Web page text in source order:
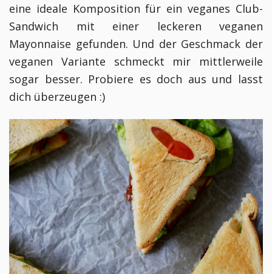
eine ideale Komposition für ein veganes Club-
Sandwich mit einer leckeren veganen
Mayonnaise gefunden. Und der Geschmack der
veganen Variante schmeckt mir mittlerweile
sogar besser. Probiere es doch aus und lasst
dich überzeugen :)